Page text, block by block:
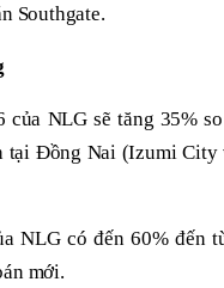
Southgate.
NLG sẽ tăng 35%
tại Đồng Nai (Izumi City
NLG có đến 60% đến
mới.